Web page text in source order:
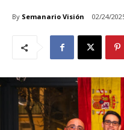
By Semanario Visión 02/24/